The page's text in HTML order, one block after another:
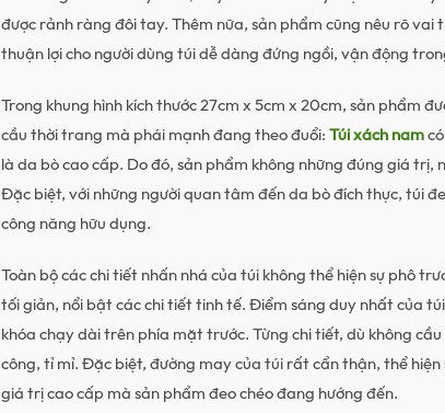
sling
dung
hieu, tui
cho
xach
tui xach
tui xach
nam
xach
tui deo
cheo
được rảnh ràng đôi tay. Thêm nữa, sản phẩm cũng nêu rõ
thuận lợi cho người dùng túi dễ dàng đứng ngồi, vận động
Trong khung hình kích thước 27cm x 5cm x 20cm, sản phẩm
cầu thời trang mà phái mạnh đang theo đuổi:Túi xách nam
là da bò cao cấp. Do đó, sản phẩm không những đúng giá trị,
Đặc biệt, với những người quan tâm đến da bò đích thực, túi
công năng hữu dụng.
Toàn bộ các chi tiết nhấn nhá của túi không thể hiện sự phô
tối giản, nổi bật các chi tiết tinh tế. Điểm sáng duy nhất của
khóa chạy dài trên phía mặt trước. Từng chi tiết, dù không
công, tỉ mỉ. Đặc biệt, đường may của túi rất cẩn thận, thể
giá trị cao cấp mà sản phẩm đeo chéo đang hướng đến.